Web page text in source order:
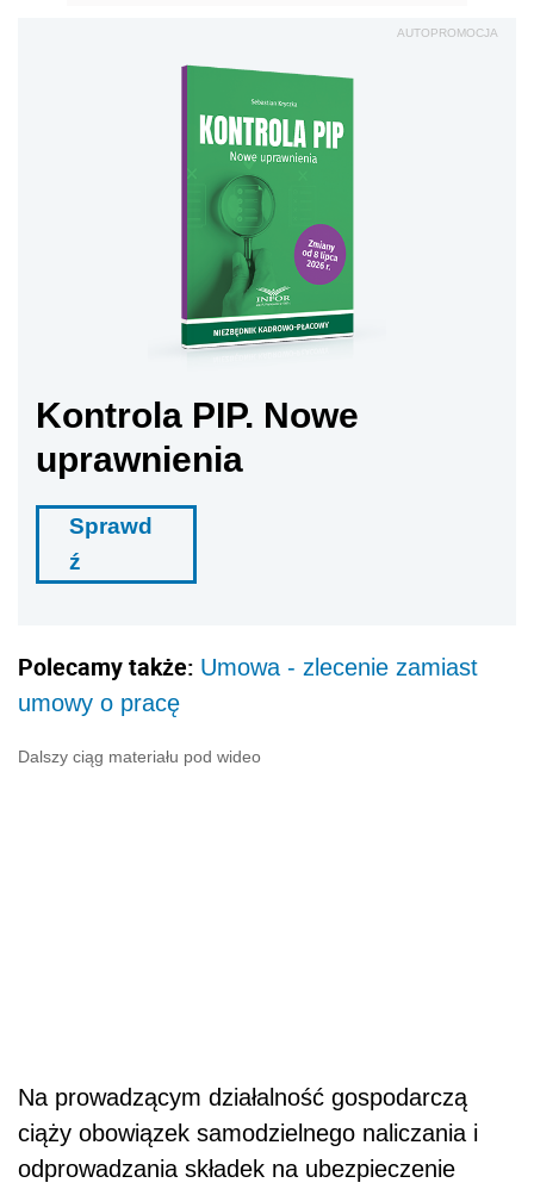
AUTOPROMOCJA
Kontrola PIP. Nowe
uprawnienia
Sprawd
ź
Polecamy także: Umowa - zlecenie zamiast
umowy o pracę
Dalszy ciąg materiału pod wideo
Na prowadzącym działalność gospodarczą
ciąży obowiązek samodzielnego naliczania i
odprowadzania składek na ubezpieczenie